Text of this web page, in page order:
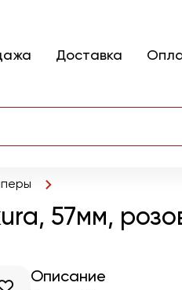
Доставка
57мм,
Описание